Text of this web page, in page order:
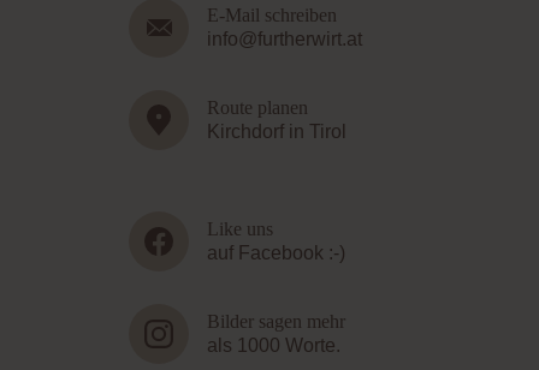
E-Mail schreiben
info@furtherwirt.at
Route planen
Kirchdorf in Tirol
Like uns
auf Facebook :-)
Bilder sagen mehr
als 1000 Worte.